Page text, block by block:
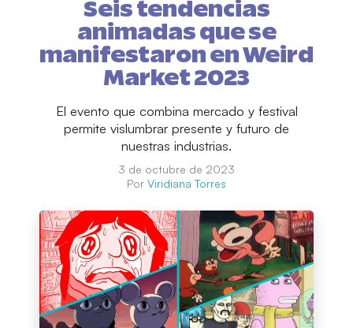
Seis tendencias
animadas que se
manifestaron en Weird
Market 2023
El evento que combina mercado y festival
permite vislumbrar presente y futuro de
nuestras industrias.
3 de octubre de 2023
Por Viridiana Torres